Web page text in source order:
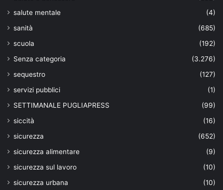
salute mentale
(4)
sanità
(685)
scuola
(192)
Senza categoria
(3.276)
sequestro
(127)
servizi pubblici
(1)
SETTIMANALE PUGLIAPRESS
(99)
siccità
(16)
sicurezza
(652)
sicurezza alimentare
(9)
sicurezza sul lavoro
(10)
sicurezza urbana
(10)